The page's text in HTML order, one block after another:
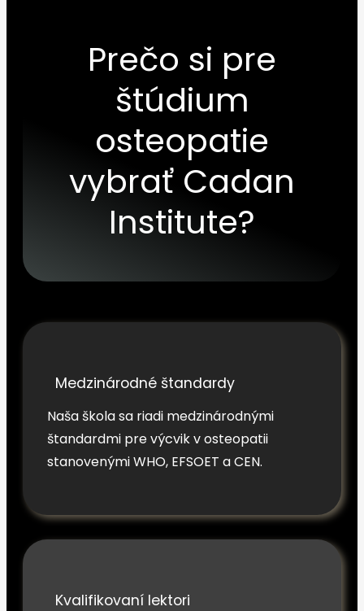
Prečo si pre
štúdium
osteopatie
vybrať Cadan
Institute?
Medzinárodné štandardy
Naša škola sa riadi medzinárodnými
štandardmi pre výcvik v osteopatii
stanovenými WHO, EFSOET a CEN.
Kvalifikovaní lektori